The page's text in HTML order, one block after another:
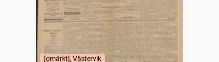
[omärkt], Västervik